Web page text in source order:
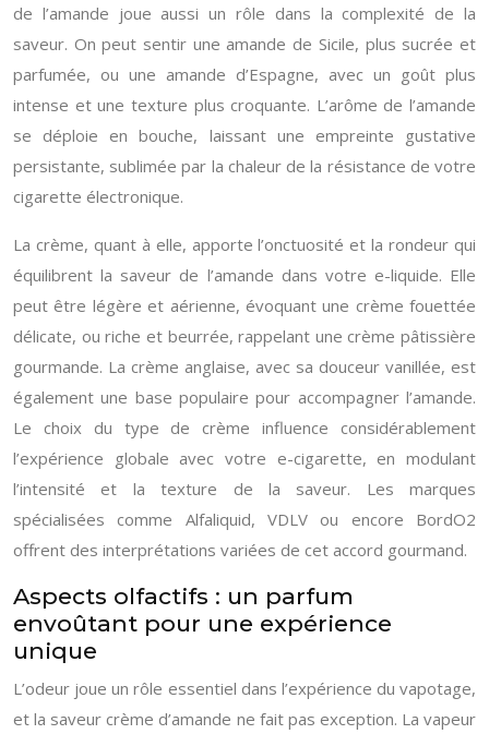
de l’amande joue aussi un rôle dans la complexité de la
saveur. On peut sentir une amande de Sicile, plus sucrée et
parfumée, ou une amande d’Espagne, avec un goût plus
intense et une texture plus croquante. L’arôme de l’amande
se déploie en bouche, laissant une empreinte gustative
persistante, sublimée par la chaleur de la résistance de votre
cigarette électronique.
La crème, quant à elle, apporte l’onctuosité et la rondeur qui
équilibrent la saveur de l’amande dans votre e-liquide. Elle
peut être légère et aérienne, évoquant une crème fouettée
délicate, ou riche et beurrée, rappelant une crème pâtissière
gourmande. La crème anglaise, avec sa douceur vanillée, est
également une base populaire pour accompagner l’amande.
Le choix du type de crème influence considérablement
l’expérience globale avec votre e-cigarette, en modulant
l’intensité et la texture de la saveur. Les marques
spécialisées comme Alfaliquid, VDLV ou encore BordO2
offrent des interprétations variées de cet accord gourmand.
Aspects olfactifs : un parfum
envoûtant pour une expérience
unique
L’odeur joue un rôle essentiel dans l’expérience du vapotage,
et la saveur crème d’amande ne fait pas exception. La vapeur